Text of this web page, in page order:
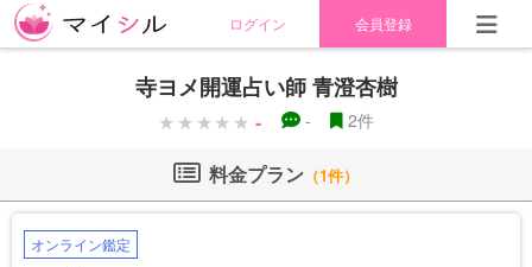
ログイン 会員登録
寺ヨメ開運占い師 青澄杏樹
- - 2件
料金プラン （1件）
オンライン鑑定